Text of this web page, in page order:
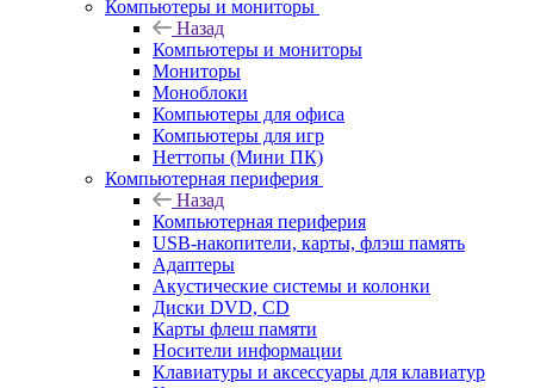
Компьютеры и мониторы
Назад
Компьютеры и мониторы
Мониторы
Моноблоки
Компьютеры для офиса
Компьютеры для игр
Неттопы (Мини ПК)
Компьютерная периферия
Назад
Компьютерная периферия
USB-накопители, карты, флэш память
Адаптеры
Акустические системы и колонки
Диски DVD, CD
Карты флеш памяти
Носители информации
Клавиатуры и аксессуары для клавиатур